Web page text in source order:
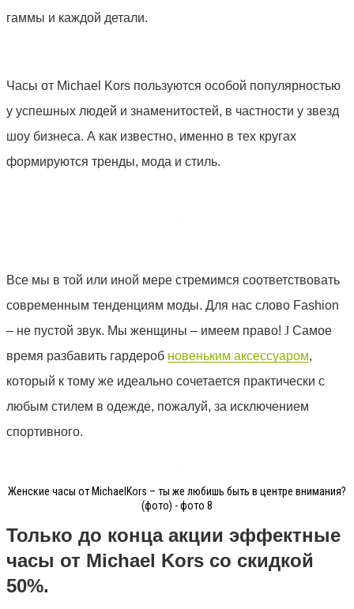
гаммы и каждой детали.
Часы от Michael Kors пользуются особой популярностью
у успешных людей и знаменитостей, в частности у звезд
шоу бизнеса. А как известно, именно в тех кругах
формируются тренды, мода и стиль.
Все мы в той или иной мере стремимся соответствовать
современным тенденциям моды. Для нас слово Fashion
– не пустой звук. Мы женщины – имеем право! J Самое
время разбавить гардероб новеньким аксессуаром,
который к тому же идеально сочетается практически с
любым стилем в одежде, пожалуй, за исключением
спортивного.
Женские часы от MichaelKors – ты же любишь быть в центре внимания?
(фото) - фото 8
Только до конца акции эффектные
часы от Michael Kors со скидкой
50%.